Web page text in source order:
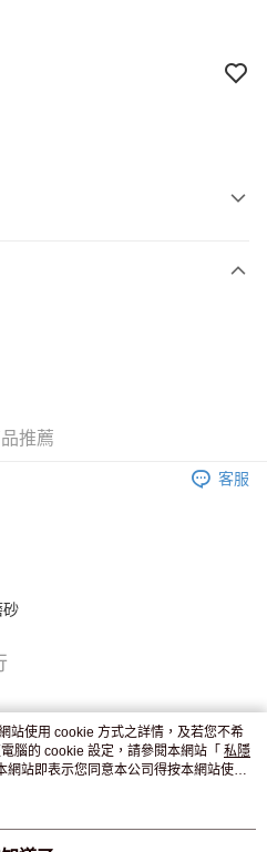
個工作天到店，7天內取。逾期後
推薦
客服
砂
站使用 cookie 方式之詳情，及若您不希
腦的 cookie 設定，請參閱本網站「 私隱
網站即表示您同意本公司得按本網站使用